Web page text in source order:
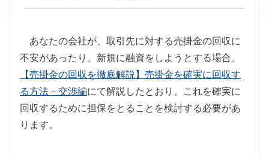
あなたの会社が、取引先に対する売掛金の回収に
不安があったり、新規に融資をしようとする場合、
【売掛金の回収を徹底解説】売掛金を確実に回収す
る方法－交渉編にて解説したとおり、これを確実に
回収するために担保をとることを検討する必要があ
ります。